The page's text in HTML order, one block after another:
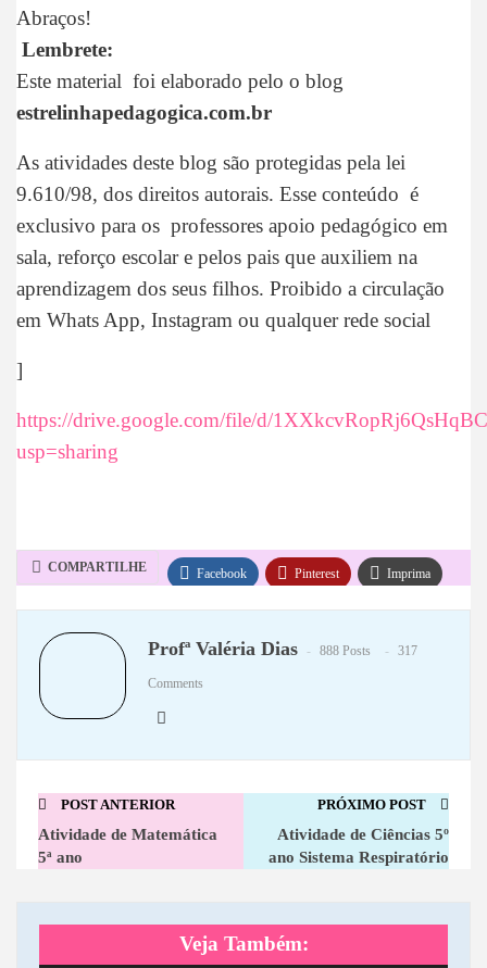
Abraços!
Lembrete:
Este material foi elaborado pelo o blog
estrelinhapedagogica.com.br
As atividades deste blog são protegidas pela lei
9.610/98, dos direitos autorais. Esse conteúdo é
exclusivo para os professores apoio pedagógico em
sala, reforço escolar e pelos pais que auxiliem na
aprendizagem dos seus filhos. Proibido a circulação
em Whats App, Instagram ou qualquer rede social
]
https://drive.google.com/file/d/
usp=sharing
COMPARTILHE Facebook Pinterest Imprima
Profª Valéria Dias 888 Posts 317
Comments
POST ANTERIOR
Atividade de Matemática
5ª ano
PRÓXIMO POST
Atividade de Ciências 5º
ano Sistema Respiratório
Veja Também: